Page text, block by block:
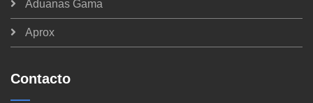
Aduanas Gama
Aprox
Contacto